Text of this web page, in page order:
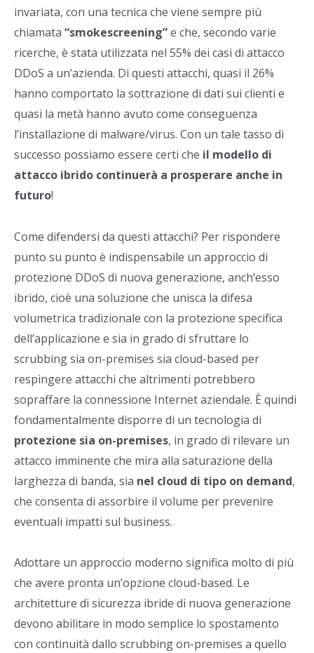
invariata, con una tecnica che viene sempre più
chiamata “smokescreening”e che, secondo varie
ricerche, è stata utilizzata nel 55% dei casi di attacco
DDoS a un’azienda. Di questi attacchi, quasi il 26%
hanno comportato la sottrazione di dati sui clienti e
quasi la metà hanno avuto come conseguenza
l’installazione di malware/virus. Con un tale tasso di
successo possiamo essere certi che il modello di
attacco ibrido continuerà a prosperare anche in
futuro!
Come difendersi da questi attacchi? Per rispondere
punto su punto è indispensabile un approccio di
protezione DDoS di nuova generazione, anch’esso
ibrido, cioè una soluzione che unisca la difesa
volumetrica tradizionale con la protezione specifica
dell’applicazione e sia in grado di sfruttare lo
scrubbing sia on-premises sia cloud-based per
respingere attacchi che altrimenti potrebbero
sopraffare la connessione Internet aziendale. È quindi
fondamentalmente disporre di un tecnologia di
protezione sia on-premises, in grado di rilevare un
attacco imminente che mira alla saturazione della
larghezza di banda, sia nel cloud di tipo on demand,
che consenta di assorbire il volume per prevenire
eventuali impatti sul business.
Adottare un approccio moderno significa molto di più
che avere pronta un’opzione cloud-based. Le
architetture di sicurezza ibride di nuova generazione
devono abilitare in modo semplice lo spostamento
con continuità dallo scrubbing on-premises a quello